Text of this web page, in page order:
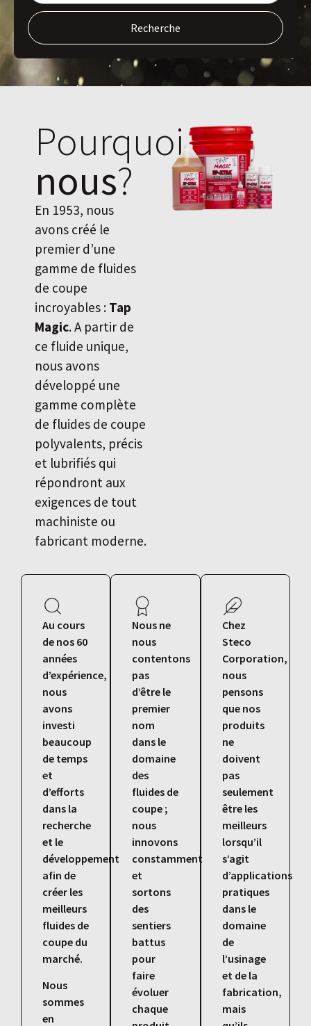
Recherche
Pourquoi
nous?
En 1953, nous
avons créé le
premier d’une
gamme de fluides
de coupe
incroyables : Tap
Magic. A partir de
ce fluide unique,
nous avons
développé une
gamme complète
de fluides de coupe
polyvalents, précis
et lubrifiés qui
répondront aux
exigences de tout
machiniste ou
fabricant moderne.
Au cours
de nos 60
années
d’expérience,
nous
avons
investi
beaucoup
de temps
et
d’efforts
dans la
recherche
et le
développement
afin de
créer les
meilleurs
fluides de
coupe du
marché.
Nous
sommes
en
Nous ne
nous
contentons
pas
d’être le
premier
nom
dans le
domaine
des
fluides de
coupe ;
nous
innovons
constamment
et
sortons
des
sentiers
battus
pour
faire
évoluer
chaque
Chez
Steco
Corporation,
nous
pensons
que nos
produits
ne
doivent
pas
seulement
être les
meilleurs
lorsqu’il
s’agit
d’applications
pratiques
dans le
domaine
de
l’usinage
et de la
fabrication,
mais